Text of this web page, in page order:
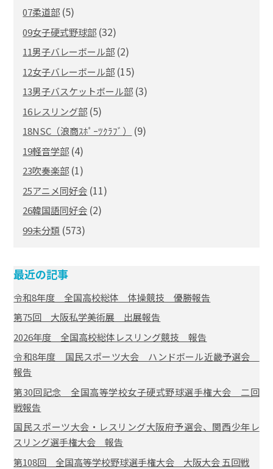
07柔道部 (5)
09女子硬式野球部 (32)
11男子バレーボール部 (2)
12女子バレーボール部 (15)
13男子バスケットボール部 (3)
16レスリング部 (5)
18NSC（浪商ｽﾎﾟｰﾂｸﾗﾌﾞ） (9)
19軽音学部 (4)
23吹奏楽部 (1)
25アニメ同好会 (11)
26韓国語同好会 (2)
99未分類 (573)
最近の記事
令和8年度 全国高校総体 体操競技 優勝報告
第75回 大阪私学美術展 出展報告
2026年度 全国高校総体レスリング競技 報告
令和8年度 国民スポーツ大会 ハンドボール近畿予選会
報告
第30回記念 全国高等学校女子硬式野球選手権大会 二回
戦報告
国民スポーツ大会・レスリング大阪府予選会、関西少年レ
スリング選手権大会 報告
第108回 全国高等学校野球選手権大会 大阪大会 五回戦